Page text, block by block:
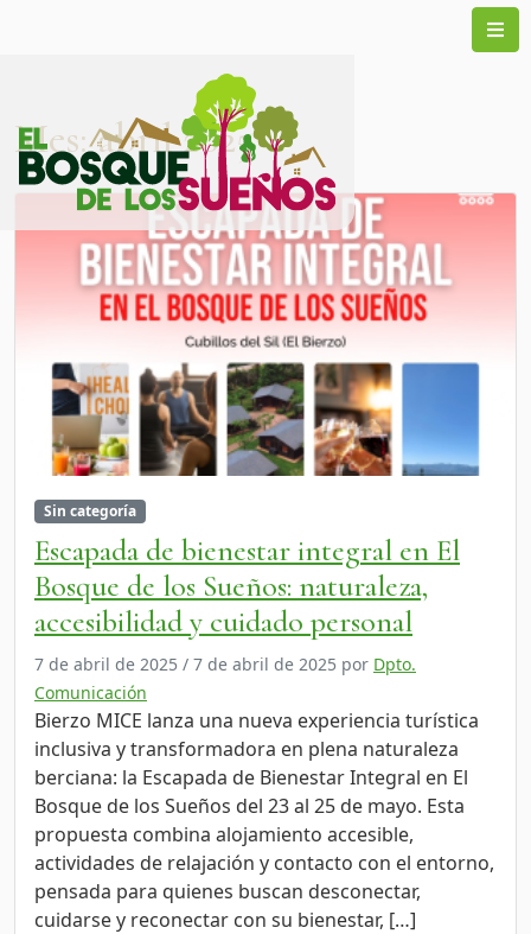
Mes:abril 2025
Sin categoría
Escapada de bienestar integral en El
Bosque de los Sueños: naturaleza,
accesibilidad y cuidado personal
7 de abril de 2025 / 7 de abril de 2025 por Dpto.
Comunicación
Bierzo MICE lanza una nueva experiencia turística
inclusiva y transformadora en plena naturaleza
berciana: la Escapada de Bienestar Integral en El
Bosque de los Sueños del 23 al 25 de mayo. Esta
propuesta combina alojamiento accesible,
actividades de relajación y contacto con el entorno,
pensada para quienes buscan desconectar,
cuidarse y reconectar con su bienestar, […]